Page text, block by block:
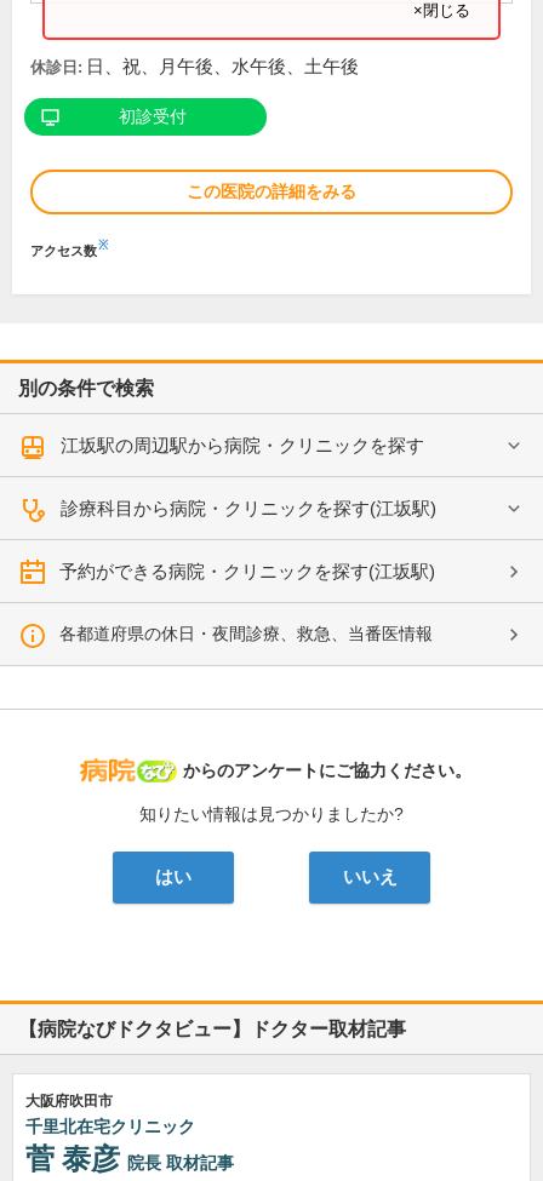
×閉じる
休診日: 日、祝、月午後、水午後、土午後
初診受付
この医院の詳細をみる
アクセス数※
別の条件で検索
江坂駅の周辺駅から病院・クリニックを探す
診療科目から病院・クリニックを探す(江坂駅)
予約ができる病院・クリニックを探す(江坂駅)
各都道府県の休日・夜間診療、救急、当番医情報
病院なび
からのアンケートにご協力ください。
知りたい情報は見つかりましたか?
はい いいえ
【病院なびドクタビュー】ドクター取材記事
大阪府吹田市
千里北在宅クリニック
菅 泰彦 院長 取材記事